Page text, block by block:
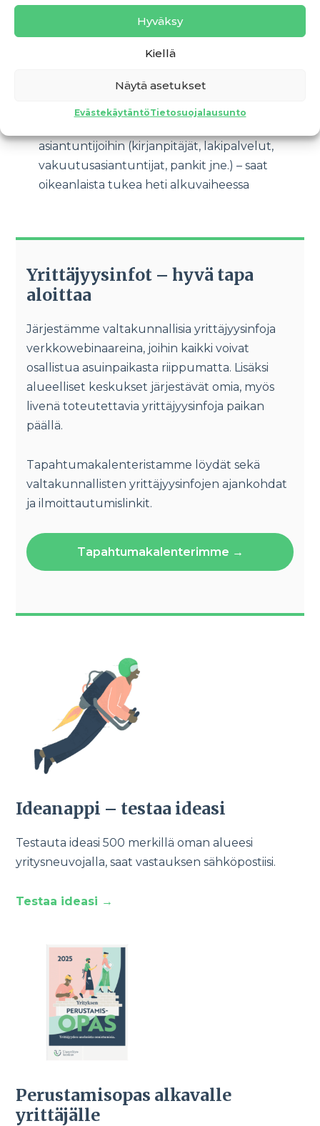
Hyväksy
Kiellä
Näytä asetukset
EvästekäytäntöTietosuojalausunto
Työkaluja, kutenPerustamisoppaan,
laskelmapohjat ja käytännön vinkit yrittäjän
Ohjausta ja yhteyksiä: tarvittaessa
asiantuntijoihin (kirjanpitäjät, lakipalvelut,
vakuutusasiantuntijat, pankit jne.) – saat
oikeanlaista tukea heti alkuvaiheessa
Yrittäjyysinfot – hyvä tapa
aloittaa
Järjestämme valtakunnallisia yrittäjyysinfoja
verkkowebinaareina, joihin kaikki voivat
osallistua asuinpaikasta riippumatta. Lisäksi
alueelliset keskukset järjestävät omia, myös
livenä toteutettavia yrittäjyysinfoja paikan
päällä.
Tapahtumakalenteristamme löydät sekä
valtakunnallisten yrittäjyysinfojen ajankohdat
ja ilmoittautumislinkit.
Tapahtumakalenterimme →
Ideanappi – testaa ideasi
Testauta ideasi 500 merkillä oman alueesi
yritysneuvojalla, saat vastauksen sähköpostiisi.
Testaa ideasi →
Perustamisopas alkavalle
yrittäjälle